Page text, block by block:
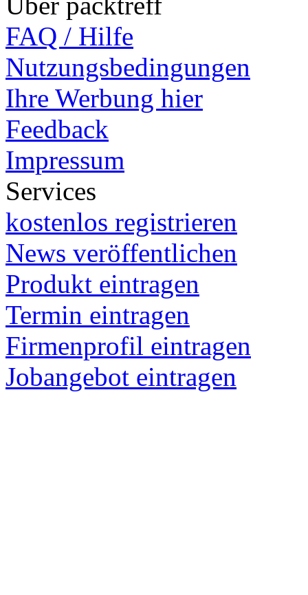
FAQ / Hilfe
Nutzungsbedingungen
Ihre Werbung hier
Feedback
Impressum
Services
kostenlos registrieren
News veröffentlichen
Produkt eintragen
Termin eintragen
Firmenprofil eintragen
Jobangebot eintragen